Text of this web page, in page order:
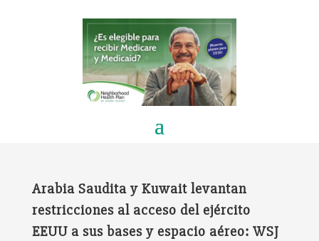
Arabia Saudita y Kuwait levantan
restricciones al acceso del ejército
EEUU a sus bases y espacio aéreo: WSJ